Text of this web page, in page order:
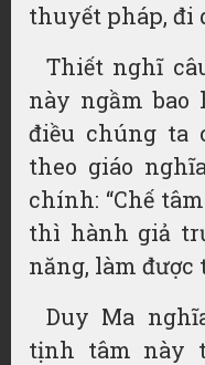
thuyết pháp, đi
Thiết nghĩ
này ngầm
điều chúng ta
theo giáo
chính: “Chế
thì hành giả
năng, làm được
Duy Ma
tịnh tâm này